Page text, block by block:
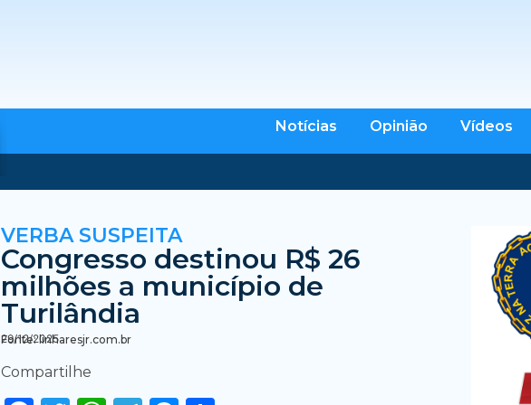
Notícias Opinião Vídeos
VERBA SUSPEITA
Congresso destinou R$ 26
milhões a município de
Turilândia
Fonte: linharesjr.com.br
29/12/2025
Compartilhe